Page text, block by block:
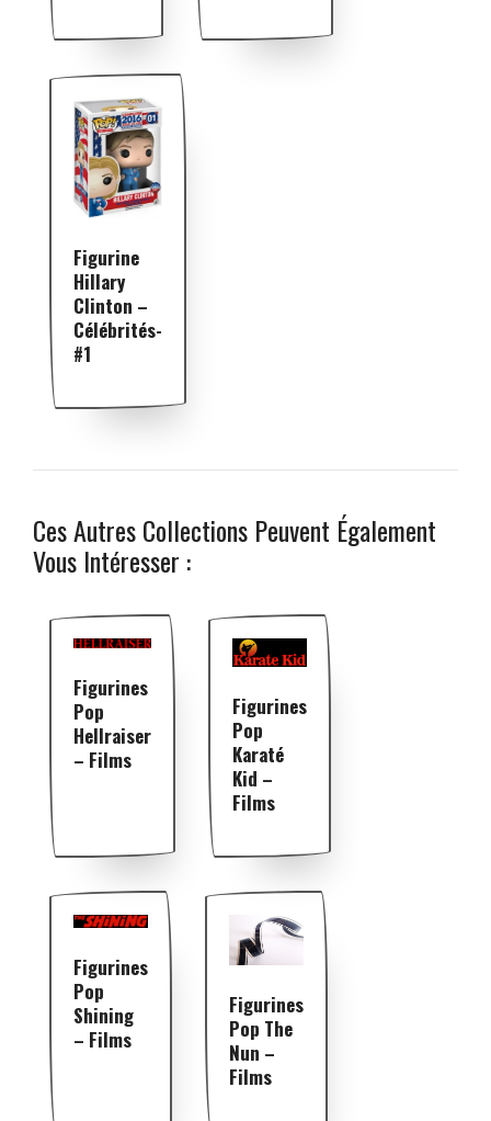
Figurine
Hillary
Clinton –
Célébrités-
#1
Ces Autres Collections Peuvent Également
Vous Intéresser :
Figurines
Pop
Hellraiser
– Films
Figurines
Pop
Karaté
Kid –
Films
Figurines
Pop
Shining
– Films
Figurines
Pop The
Nun –
Films